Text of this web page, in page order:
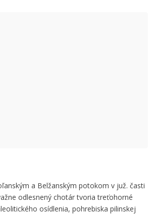
a Belžanským potokom v juž. časti
odlesnený chotár tvoria treťohorné
osídlenia, pohrebiska pilinskej